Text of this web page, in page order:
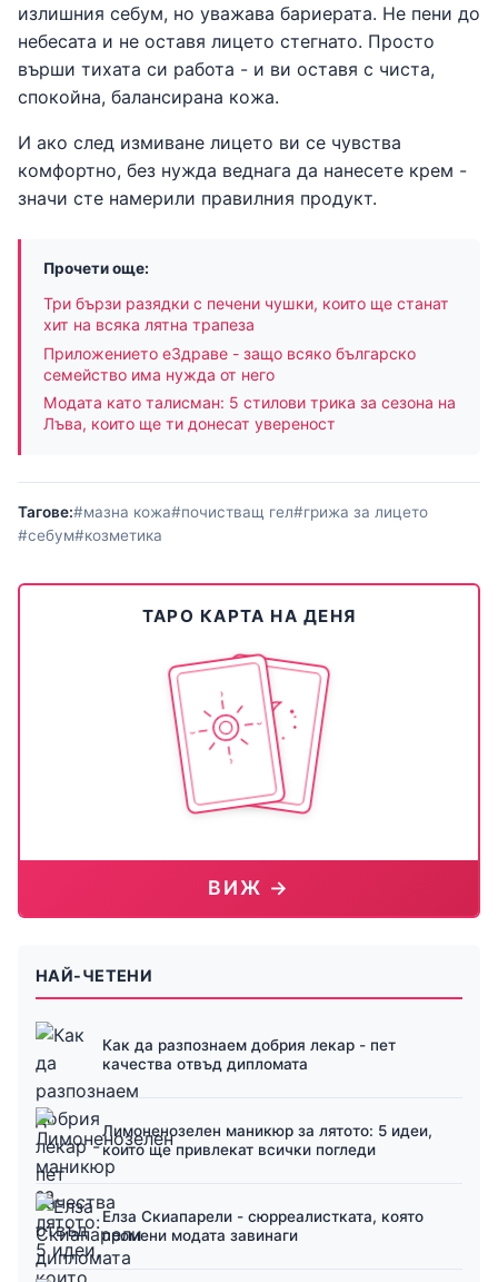
излишния себум, но уважава бариерата. Не пени до
небесата и не оставя лицето стегнато. Просто
върши тихата си работа - и ви оставя с чиста,
спокойна, балансирана кожа.
И ако след измиване лицето ви се чувства
комфортно, без нужда веднага да нанесете крем -
значи сте намерили правилния продукт.
Прочети още:
Три бързи разядки с печени чушки, които ще станат
хит на всяка лятна трапеза
Приложението еЗдраве - защо всяко българско
семейство има нужда от него
Модата като талисман: 5 стилови трика за сезона на
Лъва, които ще ти донесат увереност
Тагове:#мазна кожа#почистващ гел#грижа за лицето
#себум#козметика
ТАРО КАРТА НА ДЕНЯ
ВИЖ →
НАЙ-ЧЕТЕНИ
Как да разпознаем добрия лекар - пет
качества отвъд дипломата
Лимоненозелен маникюр за лятото: 5 идеи,
които ще привлекат всички погледи
Елза Скиапарели - сюрреалистката, която
промени модата завинаги